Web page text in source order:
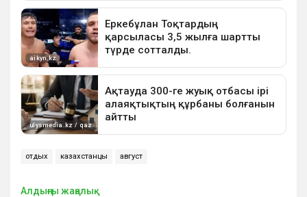
отдых казахстанцы август
Алдыңғы жаңалық